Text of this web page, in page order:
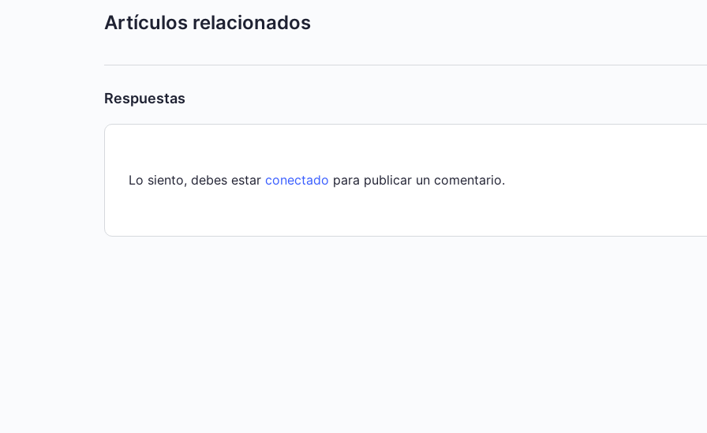
Artículos relacionados
Respuestas
Lo siento, debes estar conectado para publicar un comentario.